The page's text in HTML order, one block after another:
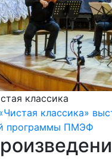
классика
классика»
программы ПМЭФ